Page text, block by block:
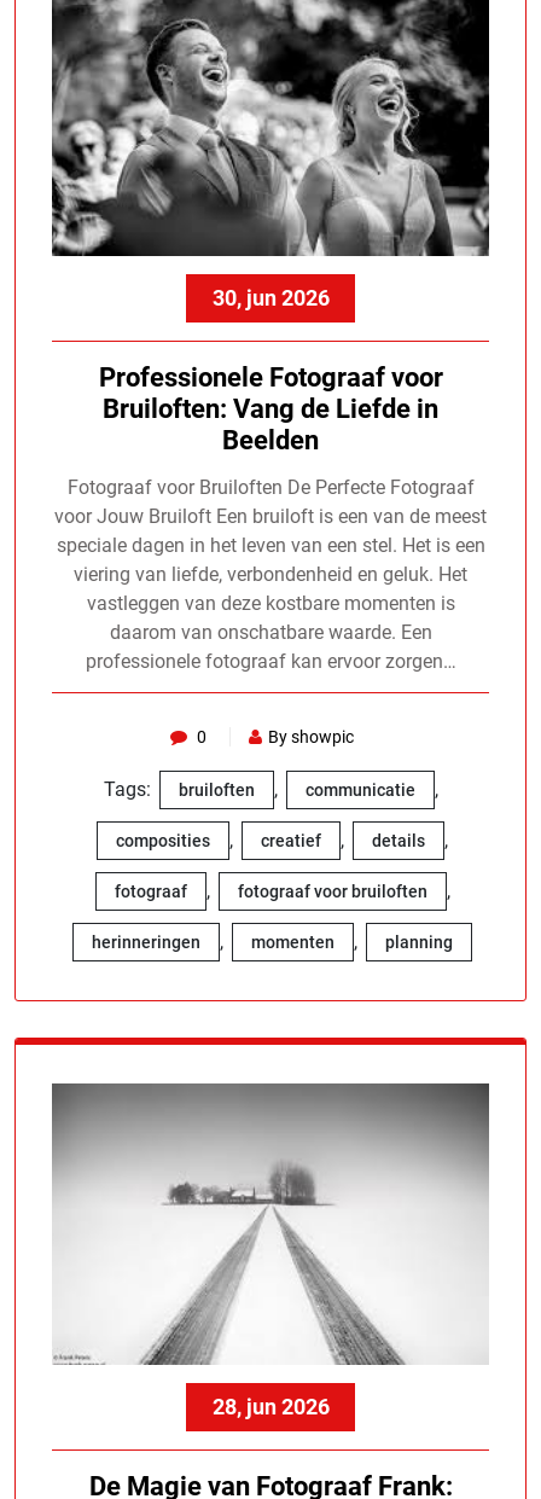
30, jun 2026
Professionele Fotograaf voor
Bruiloften: Vang de Liefde in
Beelden
Fotograaf voor Bruiloften De Perfecte Fotograaf
voor Jouw Bruiloft Een bruiloft is een van de meest
speciale dagen in het leven van een stel. Het is een
viering van liefde, verbondenheid en geluk. Het
vastleggen van deze kostbare momenten is
daarom van onschatbare waarde. Een
professionele fotograaf kan ervoor zorgen…
0 By showpic
Tags: bruiloften , communicatie ,
composities , creatief , details ,
fotograaf , fotograaf voor bruiloften ,
herinneringen , momenten , planning
28, jun 2026
De Magie van Fotograaf Frank: